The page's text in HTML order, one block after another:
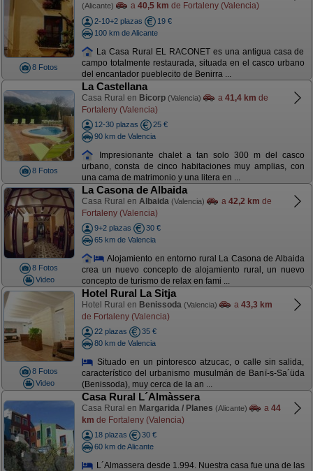
8 Fotos
(Alicante) a 40,5 km de Fortaleny (Valencia)
2-10+2 plazas
19 €
100 km de Alicante
La Casa Rural EL RACONET es una antigua casa de
campo totalmente restaurada, situada en el casco urbano
del encantador pueblecito de Benirra ...
8 Fotos
La Castellana
Casa Rural en Bicorp (Valencia) a 41,4 km de
Fortaleny (Valencia)
12-30 plazas
25 €
90 km de Valencia
Impresionante chalet a tan solo 300 m del casco
urbano, consta de cinco habitaciones muy amplias, con
una cama de matrimonio y una litera en ...
8 Fotos
Video
La Casona de Albaida
Casa Rural en Albaida (Valencia) a 42,2 km de
Fortaleny (Valencia)
9+2 plazas
30 €
65 km de Valencia
Alojamiento en entorno rural La Casona de Albaida
crea un nuevo concepto de alojamiento rural, un nuevo
concepto de turismo de relax en fami ...
8 Fotos
Video
Hotel Rural La Sitja
Hotel Rural en Benissoda (Valencia) a 43,3 km
de Fortaleny (Valencia)
22 plazas
35 €
80 km de Valencia
Situado en un pintoresco atzucac, o calle sin salida,
característico del urbanismo musulmán de Banï-s-Sa´üda
(Benissoda), muy cerca de la an ...
Casa Rural L´Almàssera
Casa Rural en Margarida / Planes (Alicante) a 44
km de Fortaleny (Valencia)
18 plazas
30 €
60 km de Alicante
L´Almassera desde 1.994. Nuestra casa fue una de las